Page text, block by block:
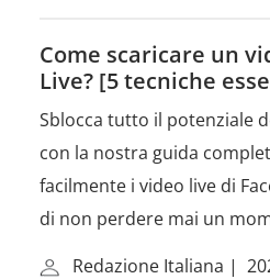
Come scaricare un
Live? [5 tecniche
Sblocca tutto il potenziale
con la nostra guida
facilmente i video live di
di non perdere mai un
Redazione Italiana |